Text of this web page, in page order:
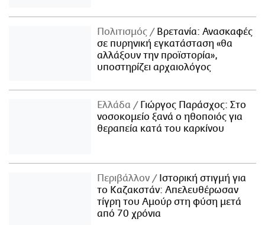
Πολιτισμός
Βρετανία: Ανασκαφές
σε πυρηνική εγκατάσταση «θα
αλλάξουν την προϊστορία»,
υποστηρίζει αρχαιολόγος
Ελλάδα
Γιώργος Παράσχος: Στο
νοσοκομείο ξανά ο ηθοποιός για
θεραπεία κατά του καρκίνου
Περιβάλλον
Ιστορική στιγμή για
το Καζακστάν: Απελευθέρωσαν
τίγρη του Αμούρ στη φύση μετά
από 70 χρόνια